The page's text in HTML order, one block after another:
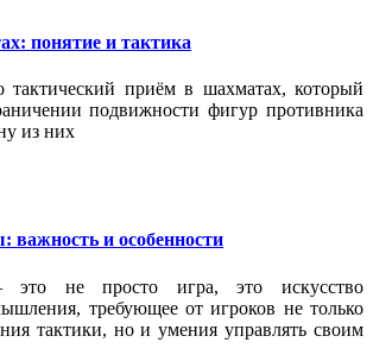
понятие и тактика
приём в шахматах, который
подвижности фигур противника
из них
и особенности
не просто игра, это искусство
требующее от игроков не только
тактики, но и умения управлять своим